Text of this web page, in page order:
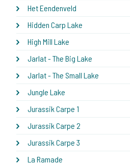
Het Eendenveld
Hidden Carp Lake
High Mill Lake
Jarlat - The Big Lake
Jarlat - The Small Lake
Jungle Lake
Jurassik Carpe 1
Jurassik Carpe 2
Jurassik Carpe 3
La Ramade